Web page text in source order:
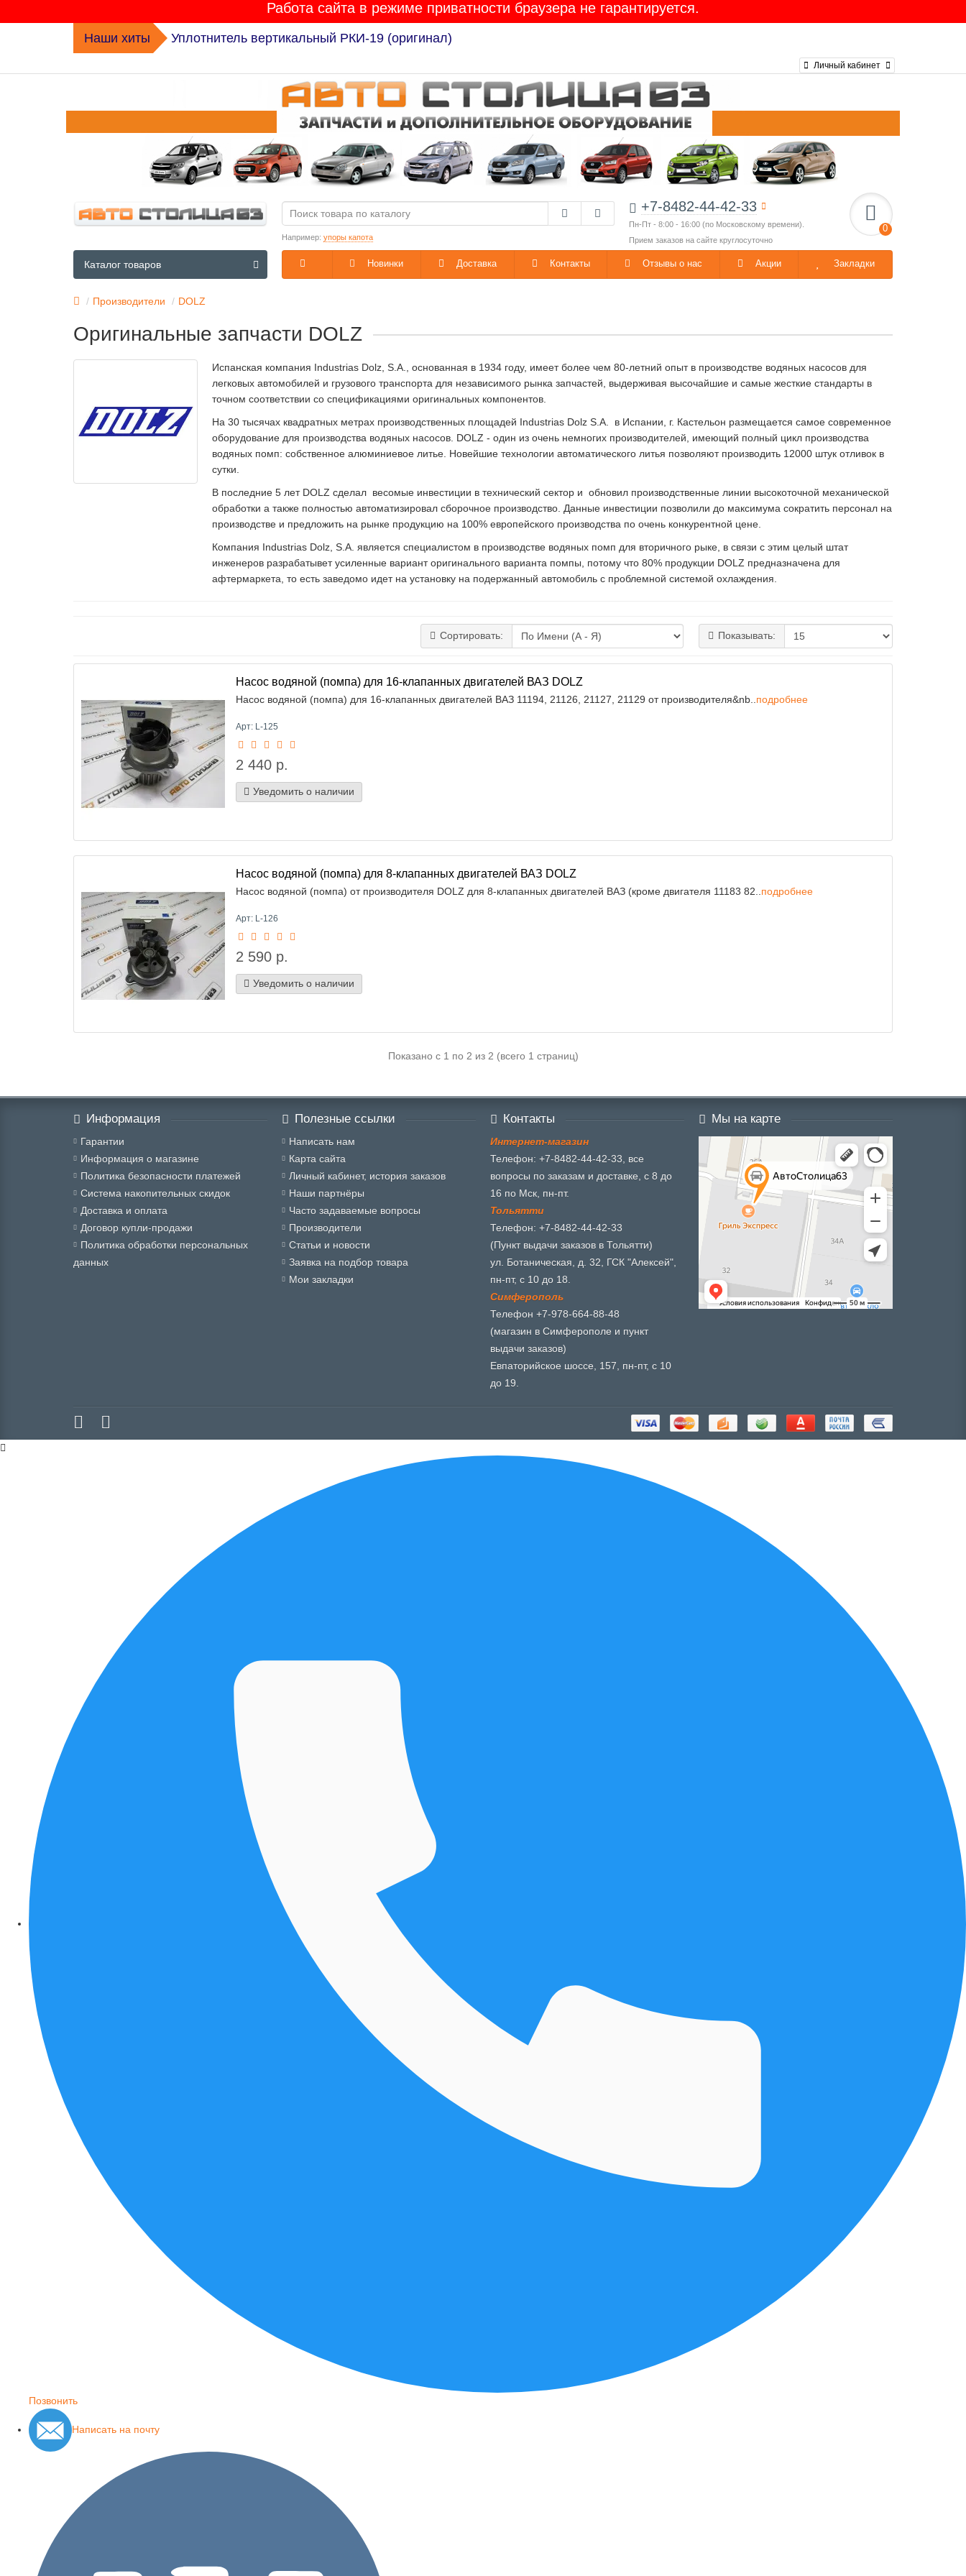
Работа сайта в режиме приватности браузера не гарантируется.
Наши хиты Уплотнитель вертикальный РКИ-19 (оригинал)
Личный кабинет
+7-8482-44-42-33
Пн-Пт - 8:00 - 16:00 (по Московскому времени).
Прием заказов на сайте круглосуточно
0
Например: упоры капота
Новинки Доставка Контакты Отзывы о нас Акции Закладки
Каталог товаров
Производители DOLZ
Оригинальные запчасти DOLZ
Испанская компания Industrias Dolz, S.A., основанная в 1934 году, имеет более чем 80-летний опыт в производстве водяных насосов для
легковых автомобилей и грузового транспорта для независимого рынка запчастей, выдерживая высочайшие и самые жесткие стандарты в
точном соответствии со спецификациями оригинальных компонентов.
На 30 тысячах квадратных метрах производственных площадей Industrias Dolz S.A. в Испании, г. Кастельон размещается самое современное
оборудование для производства водяных насосов. DOLZ - один из очень немногих производителей, имеющий полный цикл производства
водяных помп: собственное алюминиевое литье. Новейшие технологии автоматического литья позволяют производить 12000 штук отливок в
сутки.
В последние 5 лет DOLZ сделал весомые инвестиции в технический сектор и обновил производственные линии высокоточной механической
обработки а также полностью автоматизировал сборочное производство. Данные инвестиции позволили до максимума сократить персонал на
производстве и предложить на рынке продукцию на 100% европейского производства по очень конкурентной цене.
Компания Industrias Dolz, S.A. является специалистом в производстве водяных помп для вторичного рыке, в связи с этим целый штат
инженеров разрабатывет усиленные вариант оригинального варианта помпы, потому что 80% продукции DOLZ предназначена для
афтермаркета, то есть заведомо идет на установку на подержанный автомобиль с проблемной системой охлаждения.
Сортировать: Показывать:
Насос водяной (помпа) для 16-клапанных двигателей ВАЗ DOLZ
Насос водяной (помпа) для 16-клапанных двигателей ВАЗ 11194, 21126, 21127, 21129 от производителя&nb.. подробнее
Арт: L-125
2 440 р.
Уведомить о наличии
Насос водяной (помпа) для 8-клапанных двигателей ВАЗ DOLZ
Насос водяной (помпа) от производителя DOLZ для 8-клапанных двигателей ВАЗ (кроме двигателя 11183 82.. подробнее
Арт: L-126
2 590 р.
Уведомить о наличии
Показано с 1 по 2 из 2 (всего 1 страниц)
Информация
Гарантии
Информация о магазине
Политика безопасности платежей
Система накопительных скидок
Доставка и оплата
Договор купли-продажи
Политика обработки персональных
данных
Полезные ссылки
Написать нам
Карта сайта
Личный кабинет, история заказов
Наши партнёры
Часто задаваемые вопросы
Производители
Статьи и новости
Заявка на подбор товара
Мои закладки
Контакты
Интернет-магазин
Телефон: +7-8482-44-42-33, все
вопросы по заказам и доставке, с 8 до
16 по Мск, пн-пт.
Тольятти
Телефон: +7-8482-44-42-33
(Пункт выдачи заказов в Тольятти)
ул. Ботаническая, д. 32, ГСК "Алексей",
пн-пт, с 10 до 18.
Симферополь
Телефон +7-978-664-88-48
(магазин в Симферополе и пункт
выдачи заказов)
Евпаторийское шоссе, 157, пн-пт, с 10
до 19.
Мы на карте
Позвонить
Написать на почту